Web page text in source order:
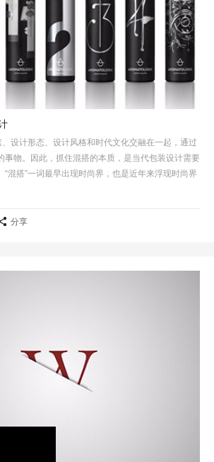
、设计形态、设计风格和时代文化交融在一起，通过
事物。因此，抓住混搭的本质，是当代包装设计需要
“混搭”一词最早出现时尚界，也是近年来浮现时尚界
格是后现代主义衍生的一种艺…
分享